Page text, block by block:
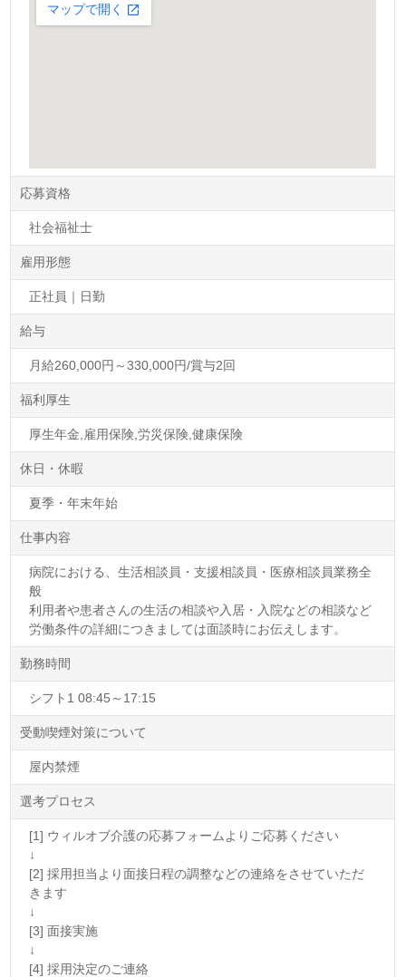
応募資格
社会福祉士
雇用形態
正社員｜日勤
給与
月給260,000円～330,000円/賞与2回
福利厚生
厚生年金,雇用保険,労災保険,健康保険
休日・休暇
夏季・年末年始
仕事内容
病院における、生活相談員・支援相談員・医療相談員業務全
般
利用者や患者さんの生活の相談や入居・入院などの相談など
労働条件の詳細につきましては面談時にお伝えします。
勤務時間
シフト1 08:45～17:15
受動喫煙対策について
屋内禁煙
選考プロセス
[1] ウィルオブ介護の応募フォームよりご応募ください
↓
[2] 採用担当より面接日程の調整などの連絡をさせていただ
きます
↓
[3] 面接実施
↓
[4] 採用決定のご連絡